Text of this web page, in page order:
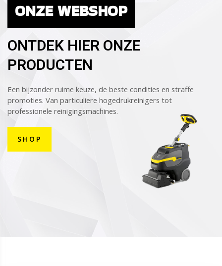
ONZE WEBSHOP
ONTDEK HIER ONZE
PRODUCTEN
Een bijzonder ruime keuze, de beste condities en straffe
promoties. Van particuliere hogedrukreinigers tot
professionele reinigingsmachines.
SHOP